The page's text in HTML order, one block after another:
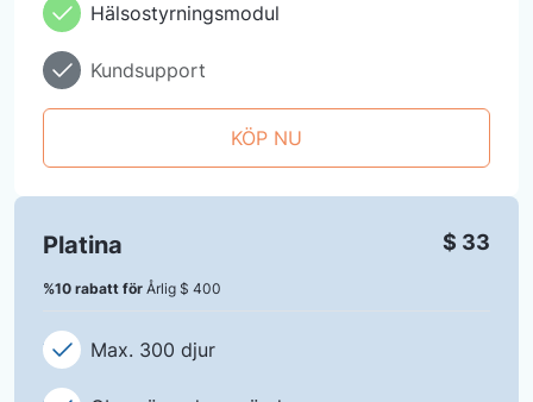
Hälsostyrningsmodul
Kundsupport
KÖP NU
Platina
%10 rabatt för Årlig $ 400
$ 33
Max. 300 djur